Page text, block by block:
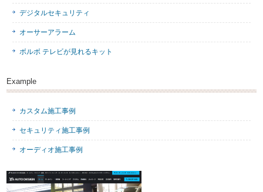
デジタルセキュリティ
オーサーアラーム
ボルボ テレビが見れるキット
Example
カスタム施工事例
セキュリティ施工事例
オーディオ施工事例